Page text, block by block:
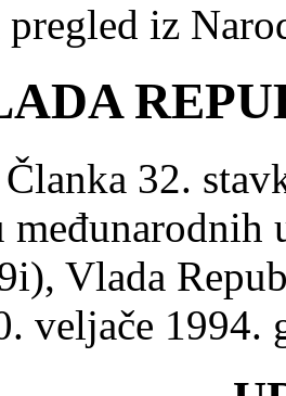
pregled iz
32.
Vlada
veljače 1994.